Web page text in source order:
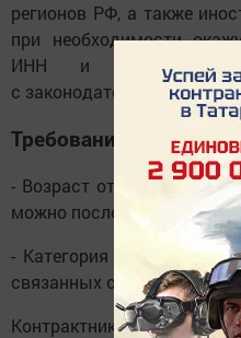
регионов РФ, а также
при необходимости
ИНН и
с законодательством.
Требования для
- Возраст от 18 лет
можно после достижения
- Категория здоровья А,
связанных с вирусом
Контрактников в